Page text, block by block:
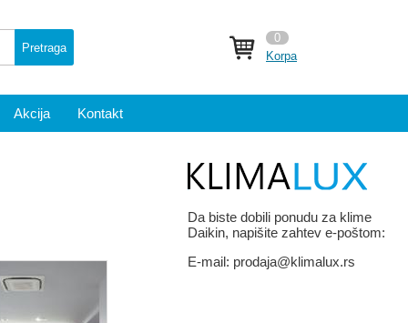
Pretraga
0
Korpa
Akcija Kontakt
Da biste dobili ponudu za klime
Daikin, napišite zahtev e-poštom:
E-mail: prodaja@klimalux.rs